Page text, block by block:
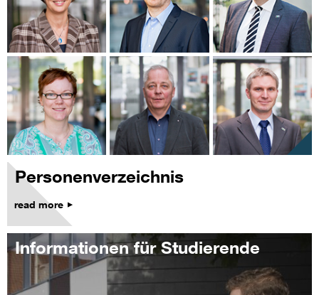
Personenverzeichnis
read more
Informationen für Studierende